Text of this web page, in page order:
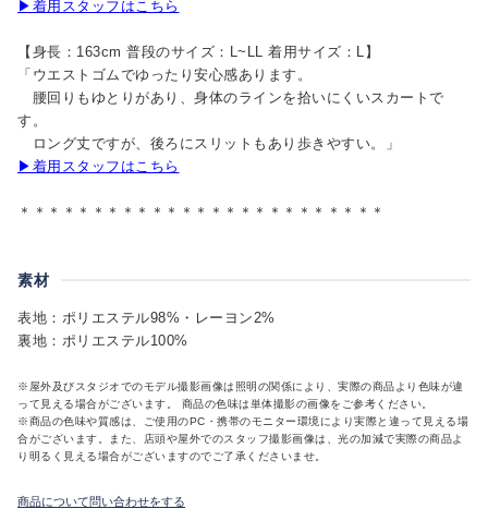
▶着用スタッフはこちら
【身長：163cm 普段のサイズ：L~LL 着用サイズ：L】
「ウエストゴムでゆったり安心感あります。
腰回りもゆとりがあり、身体のラインを拾いにくいスカートで
す。
ロング丈ですが、後ろにスリットもあり歩きやすい。」
▶着用スタッフはこちら
＊＊＊＊＊＊＊＊＊＊＊＊＊＊＊＊＊＊＊＊＊＊＊＊＊
素材
表地：ポリエステル98%・レーヨン2%
裏地：ポリエステル100%
※屋外及びスタジオでのモデル撮影画像は照明の関係により、実際の商品より色味が違
って見える場合がございます。 商品の色味は単体撮影の画像をご参考ください。
※商品の色味や質感は、ご使用のPC・携帯のモニター環境により実際と違って見える場
合がございます。また、店頭や屋外でのスタッフ撮影画像は、光の加減で実際の商品よ
り明るく見える場合がございますのでご了承くださいませ。
商品について問い合わせをする